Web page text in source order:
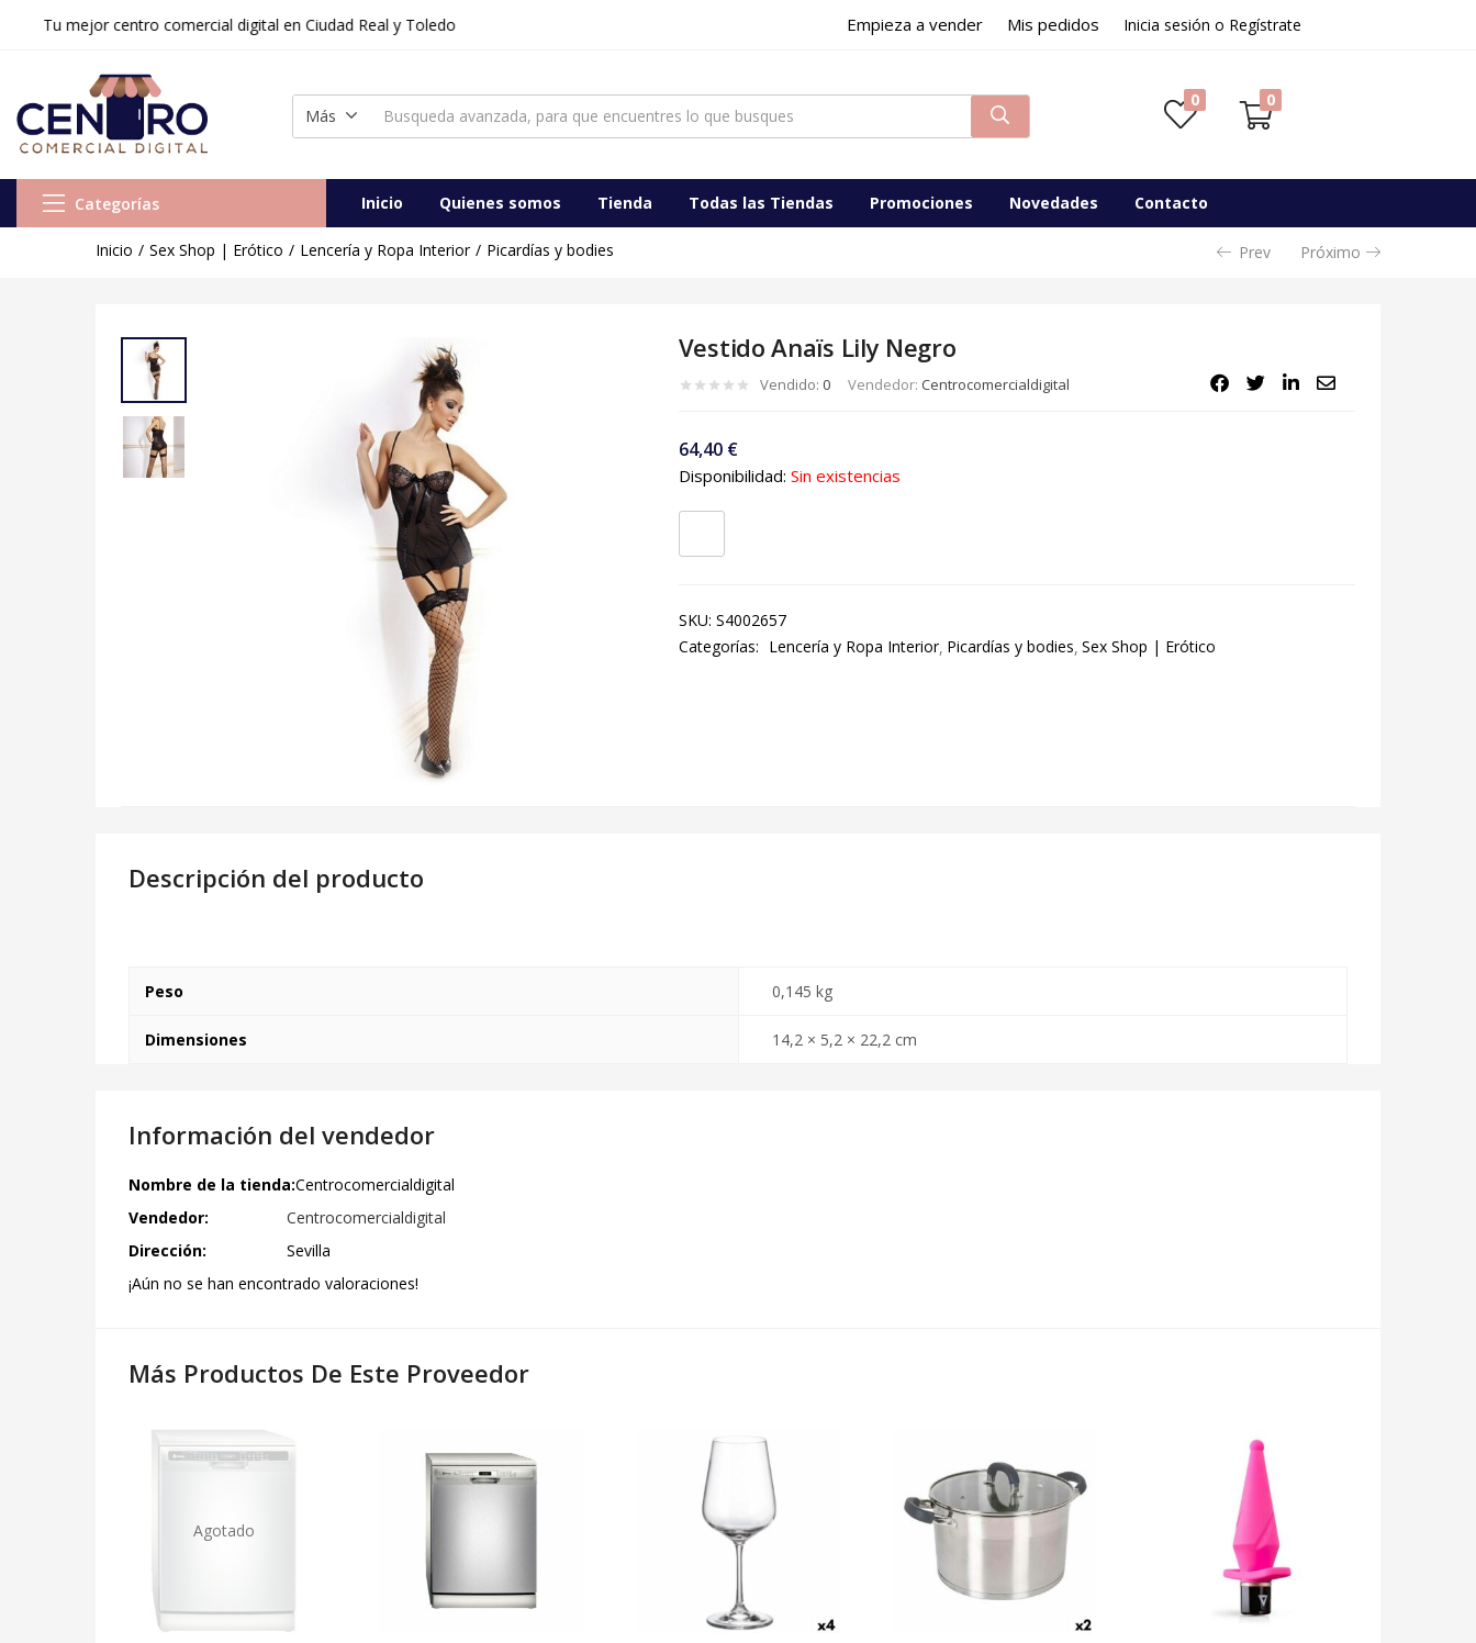
mejor centro comercial digital en Ciudad Real y Toledo Empieza a vender Mis pedidos Inicia sesión o Regístrate
Más
0 0
Categorías Inicio Quienes somos Tienda Todas las Tiendas Promociones Novedades Contacto
Inicio Sex Shop | Erótico Lencería y Ropa Interior Picardías y bodies Prev Próximo
Vestido Anaïs Lily Negro
Vestido Anaïs Lily Negro
Vendido: 0 Vendedor: Centrocomercialdigital
64,40 €
Disponibilidad: Sin existencias
SKU: S4002657
Categorías: Lencería y Ropa Interior Picardías y bodies Sex Shop | Erótico
Descripción del producto
Peso 0,145 kg
Dimensiones 14,2 × 5,2 × 22,2 cm
Información del vendedor
Nombre de la tienda:Centrocomercialdigital
Vendedor:
Centrocomercialdigital
Dirección:
Sevilla
¡Aún no se han encontrado valoraciones!
Más Productos De Este Proveedor
Agotado